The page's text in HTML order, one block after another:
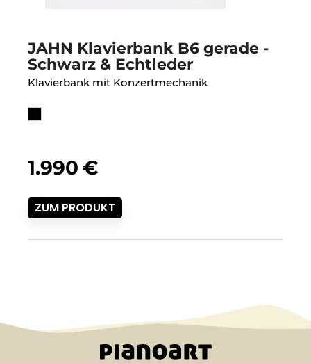
JAHN Klavierbank B6 gerade -
Schwarz & Echtleder
Klavierbank mit Konzertmechanik
1.990 €
ZUM PRODUKT